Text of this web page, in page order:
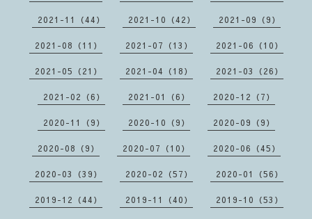
2021-11（44） 2021-10（42） 2021-09（9）
2021-08（11） 2021-07（13） 2021-06（10）
2021-05（21） 2021-04（18） 2021-03（26）
2021-02（6） 2021-01（6） 2020-12（7）
2020-11（9） 2020-10（9） 2020-09（9）
2020-08（9） 2020-07（10） 2020-06（45）
2020-03（39） 2020-02（57） 2020-01（56）
2019-12（44） 2019-11（40） 2019-10（53）